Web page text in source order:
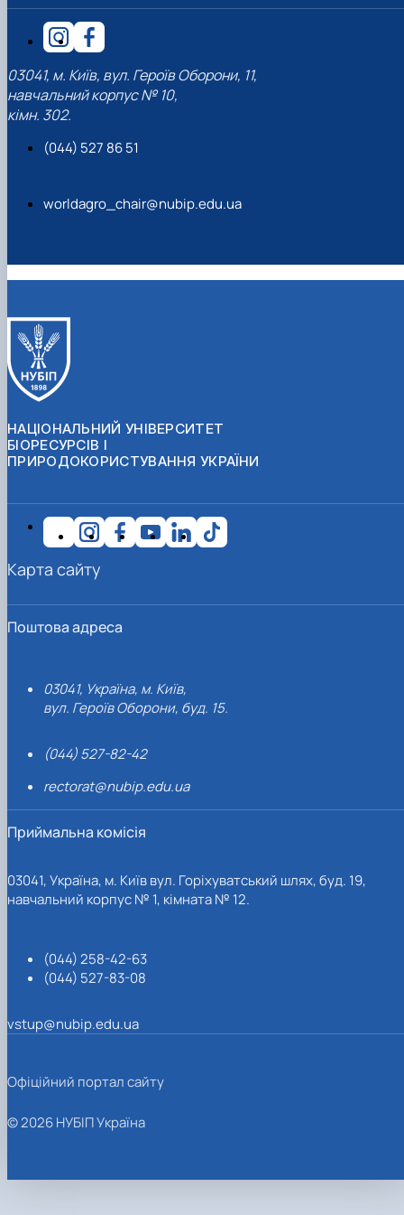
03041, м. Київ, вул. Героїв Оборони, 11,
навчальний корпус № 10,
кімн. 302.
(044) 527 86 51
worldagro_chair@nubip.edu.ua
НАЦІОНАЛЬНИЙ УНІВЕРСИТЕТ
БІОРЕСУРСІВ І
ПРИРОДОКОРИСТУВАННЯ УКРАЇНИ
Поштова адреса
03041, Україна, м. Київ,
вул. Героїв Оборони, буд. 15.
(044) 527-82-42
rectorat@nubip.edu.ua
Приймальна комісія
03041, Україна, м. Київ вул. Горіхуватський шлях, буд. 19,
навчальний корпус № 1, кімната № 12.
(044) 258-42-63
(044) 527-83-08
vstup@nubip.edu.ua
Карта сайту
Офіційний портал сайту
© 2026 НУБІП Україна